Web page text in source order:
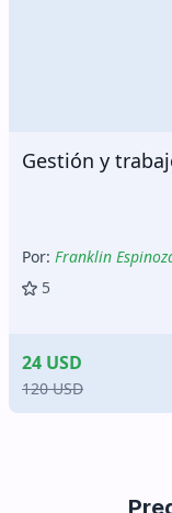
Gestión y
Por: Franklin
5
24 USD
120 USD